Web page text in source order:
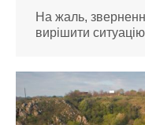
На жаль,
вирішити